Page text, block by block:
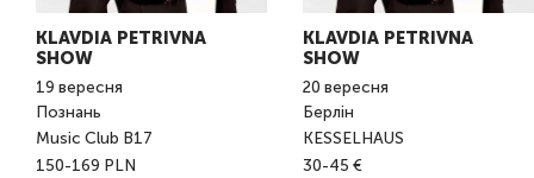
KLAVDIA PETRIVNA
SHOW
19 вересня
Познань
Music Club B17
150-169 PLN
KLAVDIA PETRIVNA
SHOW
20 вересня
Берлін
KESSELHAUS
30-45 €